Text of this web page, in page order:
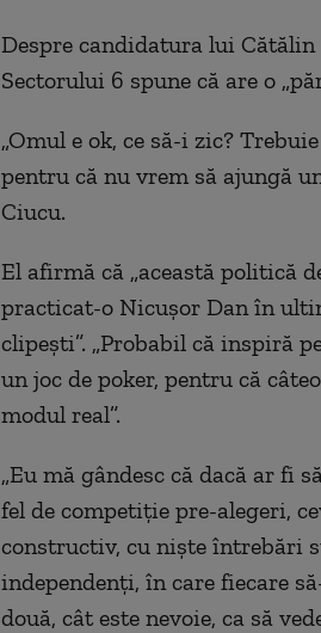
Despre candidatura lui
Sectorului 6 spune că are o
„Omul e ok, ce să-i zic?
pentru că nu vrem să ajungă
Ciucu.
El afirmă că „această politică
practicat-o Nicușor Dan în
clipești”. „Probabil că inspiră
un joc de poker, pentru că
modul real”.
„Eu mă gândesc că dacă ar fi
fel de competiție pre-alegeri,
constructiv, cu niște întrebări
independenți, în care fiecare
două, cât este nevoie, ca să